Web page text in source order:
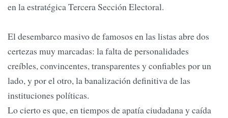
en la estratégica Tercera Sección Electoral.
El desembarco masivo de famosos en las listas abre dos
certezas muy marcadas: la falta de personalidades
creíbles, convincentes, transparentes y confiables por un
lado, y por el otro, la banalización definitiva de las
instituciones políticas.
Lo cierto es que, en tiempos de apatía ciudadana y caída